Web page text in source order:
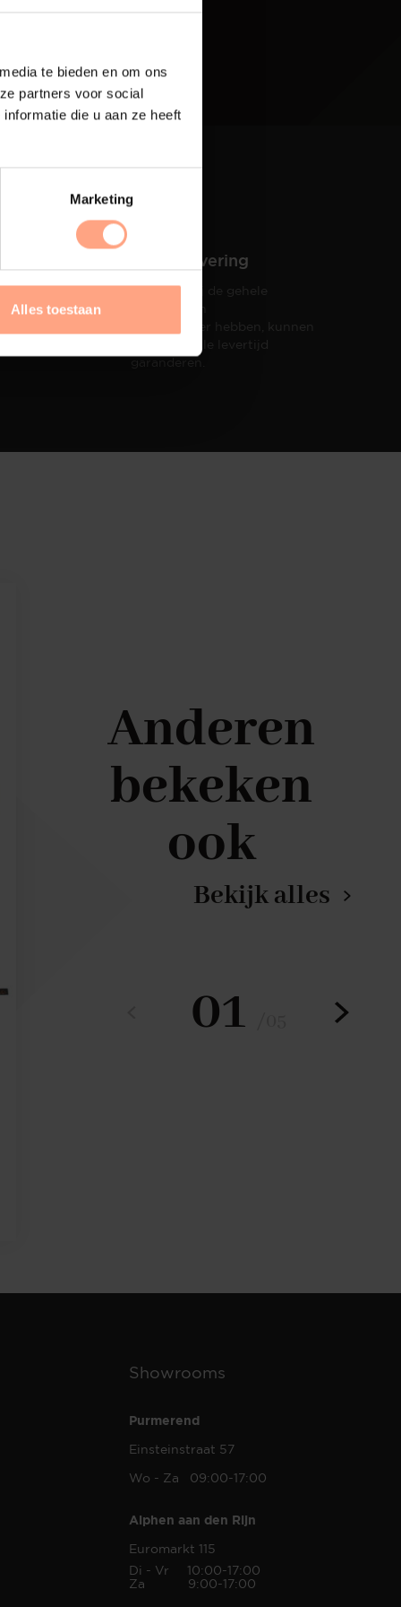
te bieden en om ons
partners voor social
die u aan ze heeft
Marketing
Alles toestaan
tot
Snelle levering
Doordat wij de gehele
eigen beheer hebben, kunnen
wij een snelle levertijd
Anderen
bekeken
ook
Bekijk alles
01
Showrooms
Purmerend
Einsteinstraat 57
Wo - Za 09:00-17:00
Alphen aan den Rijn
Euromarkt 115
Di - Vr 10:00-17:00
Za 9:00-17:00